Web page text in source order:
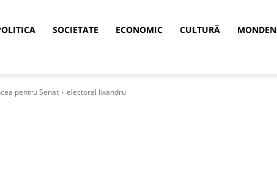
SOCIETATE ECONOMIC CULTURĂ MONDEN
pentru Senat electoral lixandru